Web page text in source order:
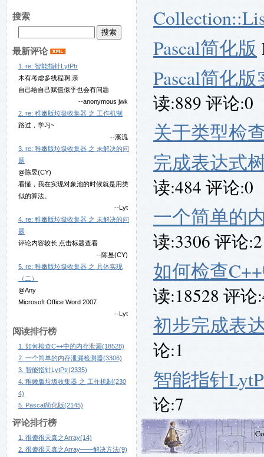
搜索
最新评论
1. re: 智能指针LytPtr
木有考虑多线程啊,亲
自己给自己赋值似乎也会有问题
--anonymous jwk
2. re: 稚嫩版垃圾收集器 之 工作机制
路过，学习~
--溪流
3. re: 稚嫩版垃圾收集器 之 未解决的问
题
@陈昱(CY)
看懂，我在实现对象池的时候就是用类
似的算法。
--Lyt
4. re: 稚嫩版垃圾收集器 之 未解决的问
题
评论内容较长,点击标题查看
--陈昱(CY)
5. re: 稚嫩版垃圾收集器 之 具体实现
（二）
@Any
Microsoft Office Word 2007
--Lyt
阅读排行榜
1. 如何检查C++中的内存泄漏(18528)
2. 一个简单的内存泄漏检测器(3306)
3. 智能指针LytPtr(2335)
4. 稚嫩版垃圾收集器 之 工作机制(230
4)
5. Pascal简化版(2145)
评论排行榜
1. 很傻很天真之Array(14)
2. 很傻很天真之Array——解决方法(9)
Pascal简化版
Pascal简化
读:889 评论:0
关于类型检
完成表达式
读:484 评论:0
一个简单的
读:3306 评论:2
如何检查
读:18528 评论
初步完成表
论:1
智能指针
论:7